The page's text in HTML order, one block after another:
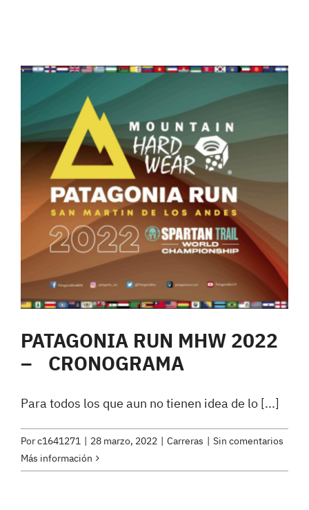
PATAGONIA RUN MHW 2022
– CRONOGRAMA
Para todos los que aun no tienen idea de lo [...]
Porc1641271 | 28 marzo, 2022 | Carreras | Sin comentarios
Más información